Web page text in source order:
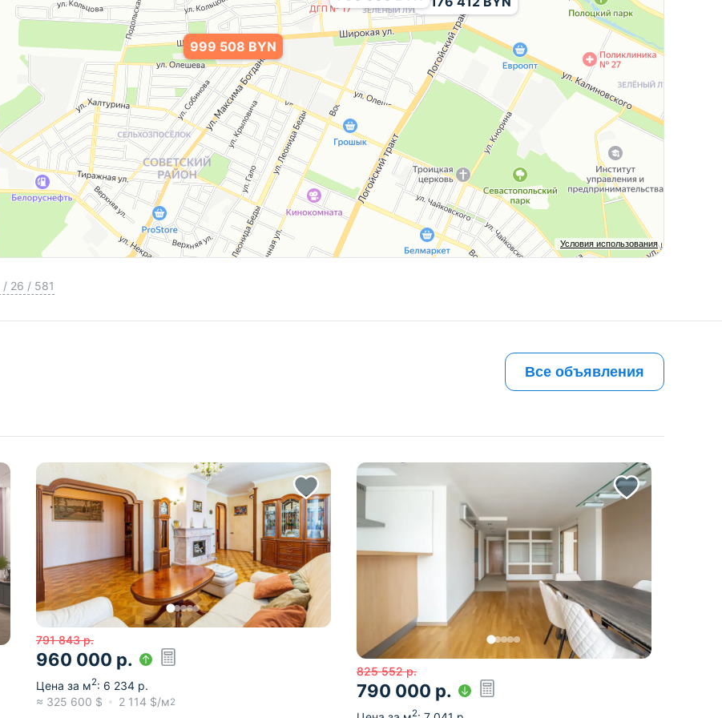
Условия использования
999 508 BYN
/ 26 / 581
Все объявления
791 843 р.
960 000 р.
Цена за м2: 6 234 р.
≈ 325 600 $ 2 114 $/м2
825 552 р.
790 000 р.
2